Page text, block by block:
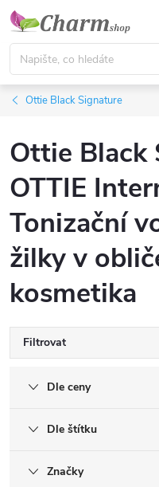
Přejít
obsah
Ottie Black Signature
Ottie Black
OTTIE
Tonizační
žilky v
kosmetika
Filtrovat
Dle ceny
Dle štítku
Značky